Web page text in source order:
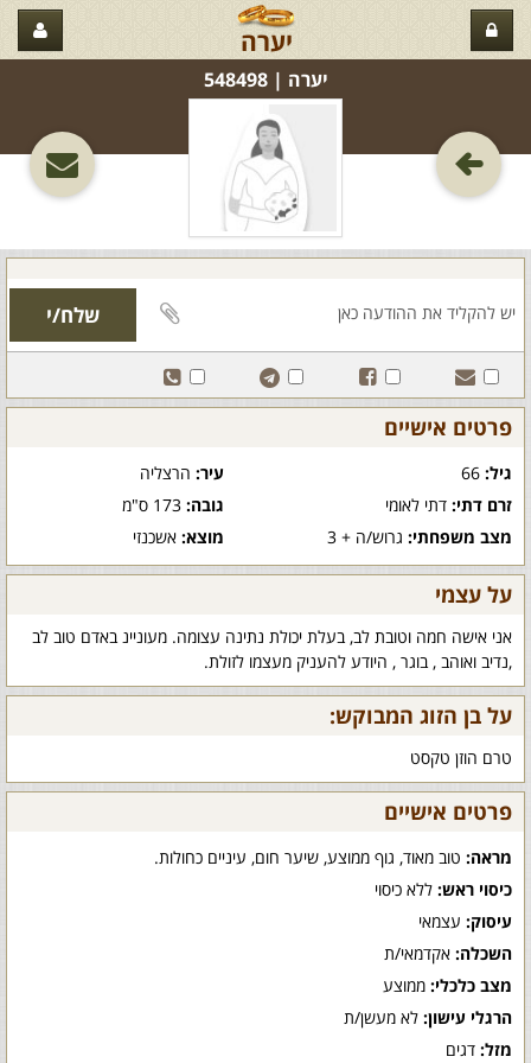
יערה
יערה‏ | 548498
פרטים אישיים
גיל: עיר:הרצליה
זרם דתי: דתי לאומי גובה:173 ס"מ
מצב משפחתי: גרוש/ה + 3 מוצא:אשכנזי
על עצמי
אני אישה חמה וטובת לב, בעלת יכולת נתינה עצומה. מעוניינ באדם טוב לב
,נדיב ואוהב , בוגר , היודע להעניק מעצמו לזולת.
על בן הזוג המבוקש:
טרם הוזן טקסט
פרטים אישיים
מראה: טוב מאוד, גוף ממוצע, שיער חום, עיניים כחולות.
כיסוי ראש: ללא כיסוי
עיסוק: עצמאי
השכלה: אקדמאי/ת
מצב כלכלי: ממוצע
הרגלי עישון: לא מעשן/ת
מזל: דגים